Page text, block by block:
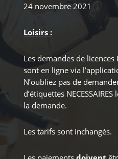
24 novembre 2021
Loisirs :
Les demandes de
sont en ligne via
N’oubliez pas de
d’étiquettes
la demande.
Les tarifs sont inchangés.